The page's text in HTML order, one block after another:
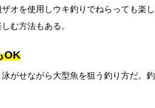
オを使用しウキ釣りでねらっても楽
む方法もある。
OK
がせながら大型魚を狙う釣り方だ。